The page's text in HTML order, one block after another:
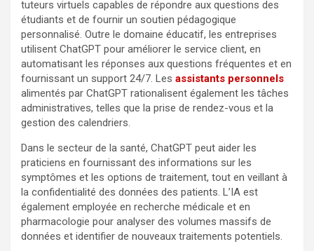
tuteurs virtuels capables de répondre aux questions des
étudiants et de fournir un soutien pédagogique
personnalisé. Outre le domaine éducatif, les entreprises
utilisent ChatGPT pour améliorer le service client, en
automatisant les réponses aux questions fréquentes et en
fournissant un support 24/7. Les assistants personnels
alimentés par ChatGPT rationalisent également les tâches
administratives, telles que la prise de rendez-vous et la
gestion des calendriers.
Dans le secteur de la santé, ChatGPT peut aider les
praticiens en fournissant des informations sur les
symptômes et les options de traitement, tout en veillant à
la confidentialité des données des patients. L’IA est
également employée en recherche médicale et en
pharmacologie pour analyser des volumes massifs de
données et identifier de nouveaux traitements potentiels.